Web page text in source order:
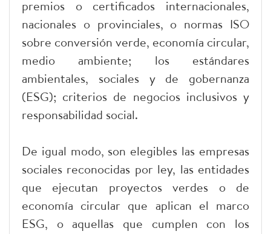
premios o certificados internacionales,
nacionales o provinciales, o normas ISO
sobre conversión verde, economía circular,
medio ambiente; los estándares
ambientales, sociales y de gobernanza
(ESG); criterios de negocios inclusivos y
responsabilidad social.
De igual modo, son elegibles las empresas
sociales reconocidas por ley, las entidades
que ejecutan proyectos verdes o de
economía circular que aplican el marco
ESG, o aquellas que cumplen con los